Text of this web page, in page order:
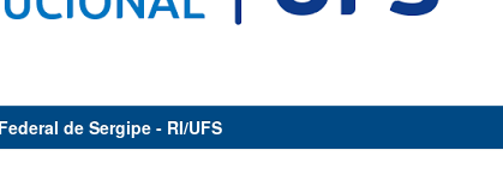
de Sergipe - RI/UFS